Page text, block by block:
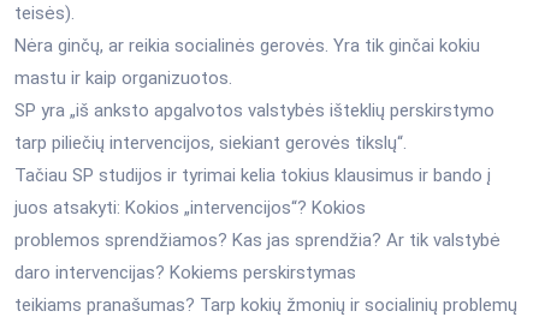
teisės).
Nėra ginčų, ar reikia socialinės gerovės. Yra tik ginčai kokiu
mastu ir kaip organizuotos.
SP yra „iš anksto apgalvotos valstybės išteklių perskirstymo
tarp piliečių intervencijos, siekiant gerovės tikslų“.
Tačiau SP studijos ir tyrimai kelia tokius klausimus ir bando į
juos atsakyti: Kokios „intervencijos“? Kokios
problemos sprendžiamos? Kas jas sprendžia? Ar tik valstybė
daro intervencijas? Kokiems perskirstymas
teikiams pranašumas? Tarp kokių žmonių ir socialinių problemų